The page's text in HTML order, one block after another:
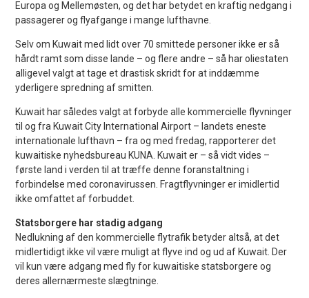
Europa og Mellemøsten, og det har betydet en kraftig nedgang i
passagerer og flyafgange i mange lufthavne.
Selv om Kuwait med lidt over 70 smittede personer ikke er så
hårdt ramt som disse lande – og flere andre – så har oliestaten
alligevel valgt at tage et drastisk skridt for at inddæmme
yderligere spredning af smitten.
Kuwait har således valgt at forbyde alle kommercielle flyvninger
til og fra Kuwait City International Airport – landets eneste
internationale lufthavn – fra og med fredag, rapporterer det
kuwaitiske nyhedsbureau KUNA. Kuwait er – så vidt vides –
første land i verden til at træffe denne foranstaltning i
forbindelse med coronavirussen. Fragtflyvninger er imidlertid
ikke omfattet af forbuddet.
Statsborgere har stadig adgang
Nedlukning af den kommercielle flytrafik betyder altså, at det
midlertidigt ikke vil være muligt at flyve ind og ud af Kuwait. Der
vil kun være adgang med fly for kuwaitiske statsborgere og
deres allernærmeste slægtninge.